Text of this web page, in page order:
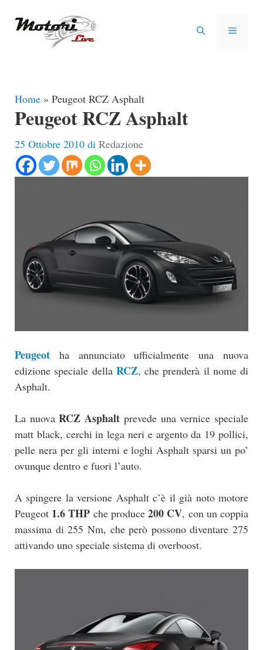
MENU
Home » Peugeot RCZ Asphalt
Peugeot RCZ Asphalt
25 Ottobre 2010 di Redazione
Peugeot ha annunciato ufficialmente una nuova
edizione speciale della RCZ, che prenderà il nome di
Asphalt.
La nuovaRCZ Asphalt prevede una vernice speciale
matt black, cerchi in lega neri e argento da 19 pollici,
pelle nera per gli interni e loghi Asphalt sparsi un po’
ovunque dentro e fuori l’auto.
A spingere la versione Asphalt c’è il già noto motore
Peugeot 1.6 THP che produce200 CV, con un coppia
massima di 255 Nm, che però possono diventare 275
attivando uno speciale sistema di overboost.